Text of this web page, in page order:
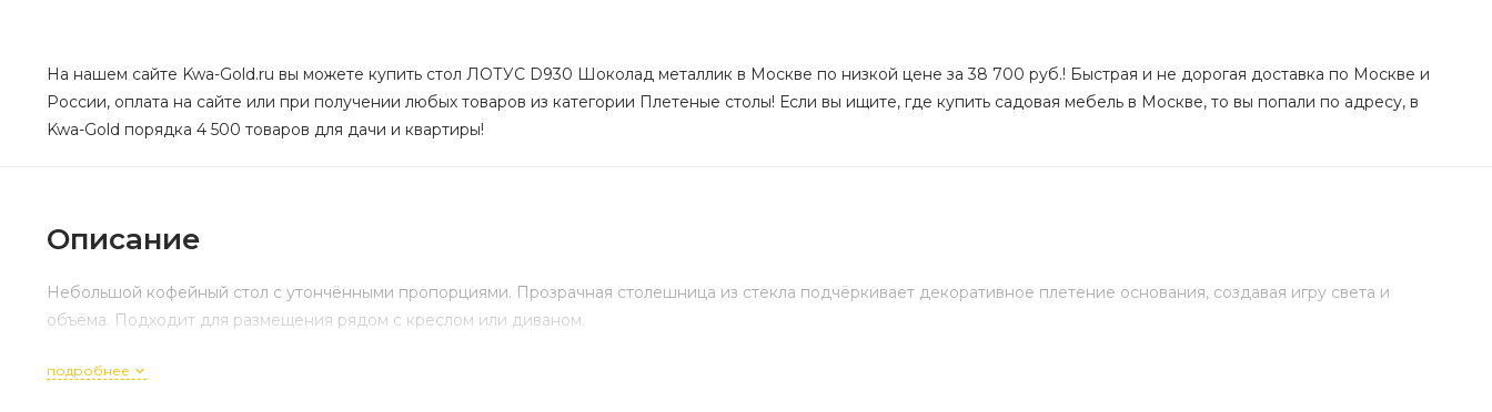
На нашем сайте Kwa-Gold.ru вы можете купить стол ЛОТУС D930 Шоколад металлик в Москве по низкой цене за 38 700 руб.! Быстрая и не дорогая доставка по Москве и
России, оплата на сайте или при получении любых товаров из категории Плетеные столы! Если вы ищите, где купить садовая мебель в Москве, то вы попали по адресу, в
Kwa-Gold порядка 4 500 товаров для дачи и квартиры!
Описание
Небольшой кофейный стол с утончёнными пропорциями. Прозрачная столешница из стекла подчёркивает декоративное плетение основания, создавая игру света и
объёма. Подходит для размещения рядом с креслом или диваном.
подробнее